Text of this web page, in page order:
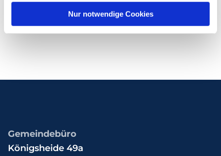
Nur notwendige Cookies
Gemeindebüro
Königsheide 49a